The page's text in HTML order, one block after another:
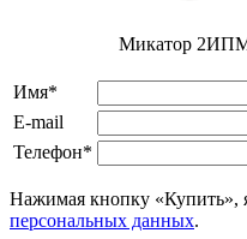
Микатор
Имя*
E-mail
Телефон*
Нажимая кнопку «Купить»,
персональных данных.